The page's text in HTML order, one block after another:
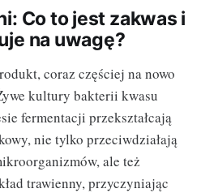
Co to jest zakwas i
na uwagę?
coraz częściej na nowo
kultury bakterii kwasu
fermentacji przekształcają
nie tylko przeciwdziałają
ale też
trawienny, przyczyniając